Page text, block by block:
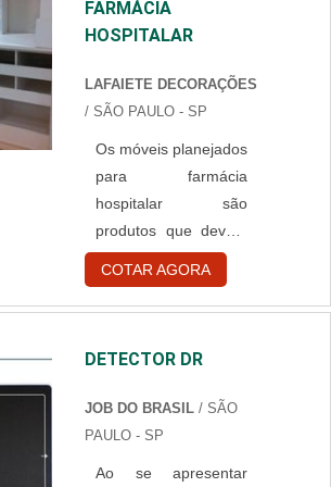
possui para a área da
saúde. Uma empresa
hospitalares pode
certos para diversos
tipos de
estabelecimentos da
área da saúde, por
exemplo, laboratórios
médicos, clínicas
hospitalares, entre
aparelhos da
FARMÁCIA
HOSPITALAR
LAFAIETE DECORAÇÕES
/ SÃO PAULO - SP
Os móveis planejados
para farmácia
hospitalar são
produtos que devem
ser fabricados por
empresas
especializadas,
com alta qualidade,
ser inseridos em
COTAR AGORA
DETECTOR DR
JOB DO BRASIL / SÃO
PAULO - SP
Ao se apresentar